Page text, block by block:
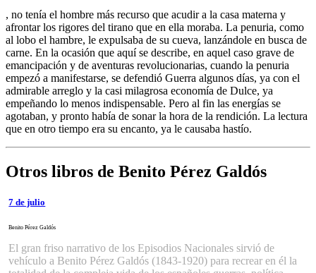
, no tenía el hombre más recurso que acudir a la casa materna y
afrontar los rigores del tirano que en ella moraba. La penuria, como
al lobo el hambre, le expulsaba de su cueva, lanzándole en busca de
carne. En la ocasión que aquí se describe, en aquel caso grave de
emancipación y de aventuras revolucionarias, cuando la penuria
empezó a manifestarse, se defendió Guerra algunos días, ya con el
admirable arreglo y la casi milagrosa economía de Dulce, ya
empeñando lo menos indispensable. Pero al fin las energías se
agotaban, y pronto había de sonar la hora de la rendición. La lectura
que en otro tiempo era su encanto, ya le causaba hastío.
Otros libros de Benito Pérez Galdós
7 de julio
Benito Pérez Galdós
El gran friso narrativo de los Episodios Nacionales sirvió de
vehículo a Benito Pérez Galdós (1843-1920) para recrear en él la